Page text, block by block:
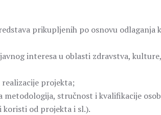
prikupljenih po osnovu odlaganja
interesa u oblasti zdravstva,
projekta;
stručnost i kvalifikacije
od projekta i sl.).